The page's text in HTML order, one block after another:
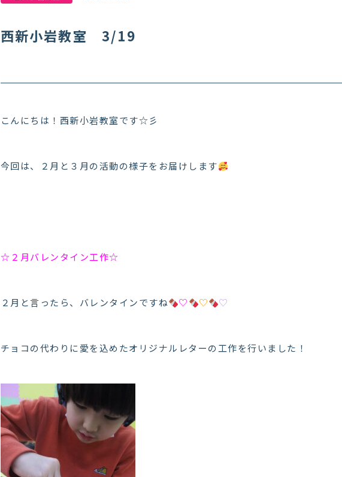
西新小岩教室 3/19
こんにちは！西新小岩教室です☆彡
今回は、２月と３月の活動の様子をお届けします
☆２月バレンタイン工作☆
２月と言ったら、バレンタインですね ♡ ♡ ♡
チョコの代わりに愛を込めたオリジナルレターの工作を行いました！